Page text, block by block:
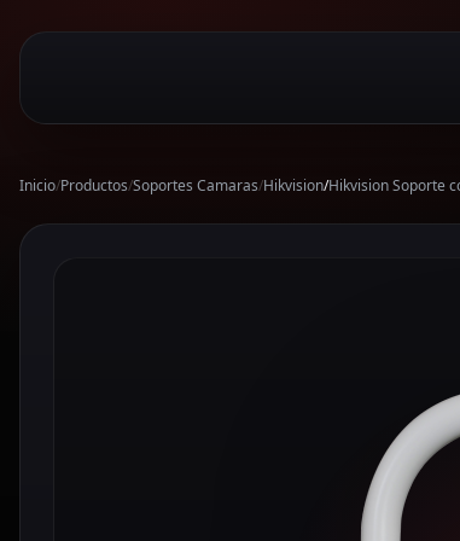
Inicio/Productos/Soportes Camaras/Hikvision/Hikvision Soporte